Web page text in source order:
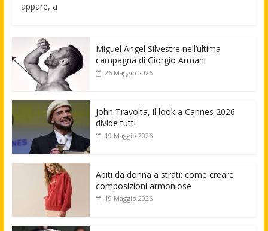
appare, a
Miguel Angel Silvestre nell’ultima
campagna di Giorgio Armani
26 Maggio 2026
John Travolta, il look a Cannes 2026
divide tutti
19 Maggio 2026
Abiti da donna a strati: come creare
composizioni armoniose
19 Maggio 2026